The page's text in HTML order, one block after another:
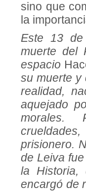
sino que
la
Este 13
muerte del
espacio
su muerte y
realidad,
aquejado
morales.
prisionero.
de Leiva
la
encargó de